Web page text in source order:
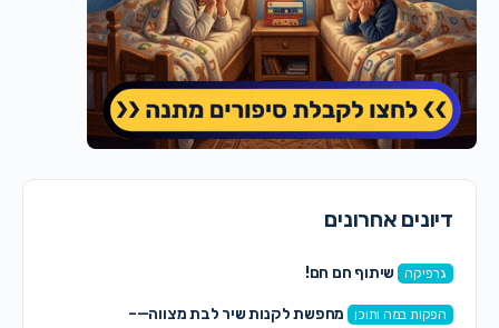
דיונים אחרונים
גרפיקה שיתוף חם חם!
הפקות במה ותוכן מחפשת לקנות שיר לבת מצווה—–